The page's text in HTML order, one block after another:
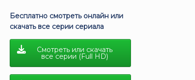
Бесплатно смотреть онлайн или
скачать все серии сериала
Смотреть или скачать
все серии (Full HD)